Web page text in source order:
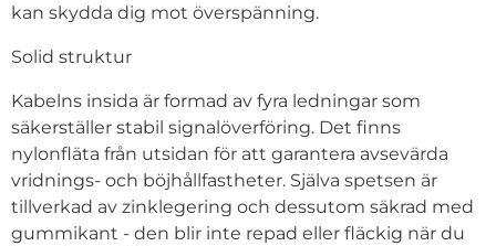
kan skydda dig mot överspänning.
Solid struktur
Kabelns insida är formad av fyra ledningar som
säkerställer stabil signalöverföring. Det finns
nylonfläta från utsidan för att garantera avsevärda
vridnings- och böjhållfastheter. Själva spetsen är
tillverkad av zinklegering och dessutom säkrad med
gummikant - den blir inte repad eller fläckig när du